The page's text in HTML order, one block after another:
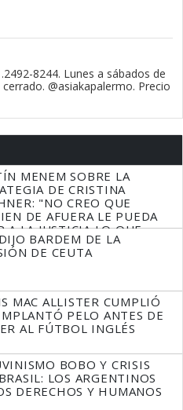
8244. Lunes a sábados de
@asiakapalermo. Precio
MENEM SOBRE LA
DE CRISTINA
"NO CREO QUE
DE AFUERA LE PUEDA
A LA JUSTICIA LO QUE
QUE HACER"
BARDEM DE LA
DE CEUTA
MAC ALLISTER CUMPLIÓ
PELO ANTES DE
AL FÚTBOL INGLÉS
BOBO Y CRISIS
LOS ARGENTINOS
DERECHOS Y HUMANOS